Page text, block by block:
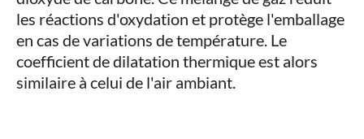
les réactions d'oxydation et protège l'emballage
en cas de variations de température. Le
coefficient de dilatation thermique est alors
similaire à celui de l'air ambiant.